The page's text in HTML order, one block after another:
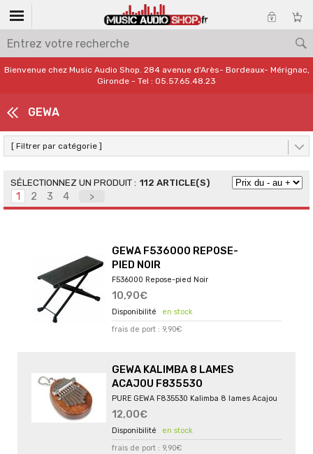
Bienvenue chez Music Audio Shop. 284 avenue d'Arès- Bordeaux- Mérignac,
Gironde - Tel : 05.57.65.48.23
GEWA
[ Filtrer par catégorie ]
112 ARTICLE(S)
1 2 3 4 >
GEWA F536000 REPOSE-
PIED NOIR
F536000 Repose-pied Noir
10,90€
en stock
frais de port : 9,90€
GEWA KALIMBA 8 LAMES
ACAJOU F835530
PURE GEWA F835530 Kalimba 8 lames Acajou
12,00€
en stock
frais de port : 9,90€